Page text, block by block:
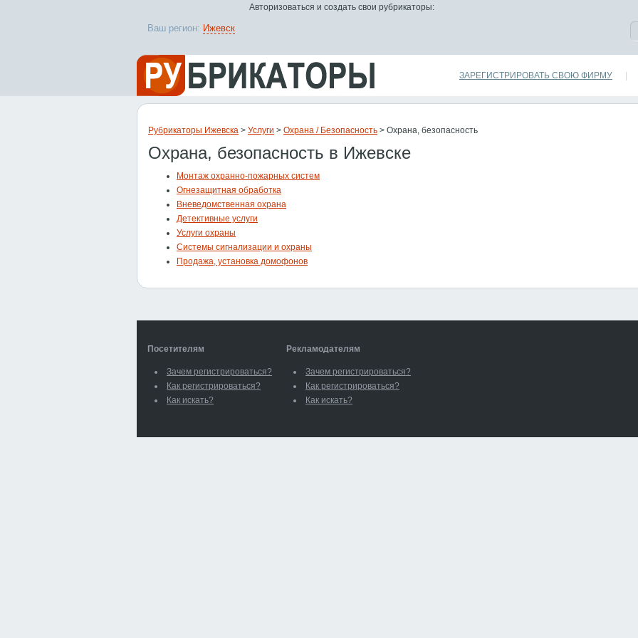
Рубрикаторы Ижевска > Услуги > Охрана / Безопасность > Охрана, безопасность
Охрана, безопасность в Ижевске
Монтаж охранно-пожарных систем
Огнезащитная обработка
Вневедомственная охрана
Детективные услуги
Услуги охраны
Системы сигнализации и охраны
Продажа, установка домофонов
Посетителям
Зачем регистрироваться?
Как регистрироваться?
Как искать?
Рекламодателям
Зачем регистрироваться?
Как регистрироваться?
Как искать?
Ваш регион: Ижевск
Авторизоваться и создать свои рубрикаторы:
ЗАРЕГИСТРИРОВАТЬ СВОЮ ФИРМУ